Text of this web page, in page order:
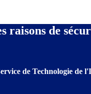
raisons de
de Technologie de